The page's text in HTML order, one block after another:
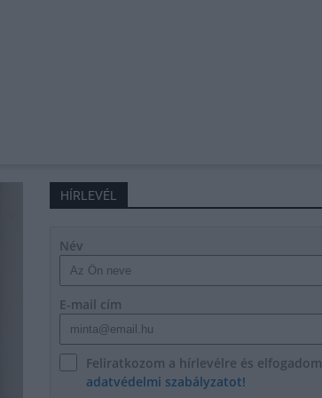
HÍRLEVÉL
Név
E-mail cím
Feliratkozom a hírlevélre és
adatvédelmi szabályzatot!